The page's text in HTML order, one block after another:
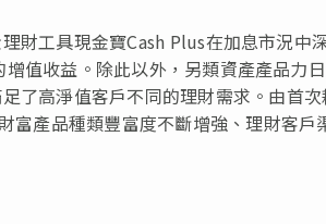
財工具現金寶Cash Plus在加息市況中
值收益。除此以外，另類資產產品力
了高淨值客戶不同的理財需求。由首
富產品種類豐富度不斷增強、理財客戶